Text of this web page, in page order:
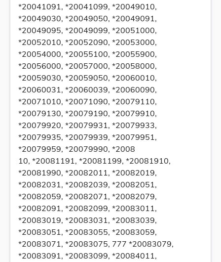
*20041091, *20041099, *20049010,
*20049030, *20049050, *20049091,
*20049095, *20049099, *20051000,
*20052010, *20052090, *20053000,
*20054000, *20055100, *20055900,
*20056000, *20057000, *20058000,
*20059030, *20059050, *20060010,
*20060031, *20060039, *20060090,
*20071010, *20071090, *20079110,
*20079130, *20079190, *20079910,
*20079920, *20079931, *20079933,
*20079935, *20079939, *20079951,
*20079959, *20079990, *2008
10, *20081191, *20081199, *20081910,
*20081990, *20082011, *20082019,
*20082031, *20082039, *20082051,
*20082059, *20082071, *20082079,
*20082091, *20082099, *20083011,
*20083019, *20083031, *20083039,
*20083051, *20083055, *20083059,
*20083071, *20083075, 777 *20083079,
*20083091, *20083099, *20084011,